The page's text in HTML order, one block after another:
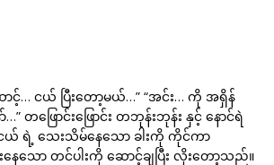
ာင့်… ငယ် ပြီးတော့မယ်…” “အင်း… ကို အရှိန်
ဖြောင်းဖြောင်း တဘုန်းဘုန်း နှင့် နောင်ရဲ
ရဲ့ သေးသိမ်နေသော ခါးကို ကိုင်ကာ
ေသော တင်ပါးကို ဆောင့်ချပြီး လိုးတော့သည်။